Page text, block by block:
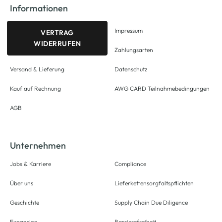
Informationen
VERTRAG
WIDERRUFEN
Versand & Lieferung
Kauf auf Rechnung
AGB
Impressum
Zahlungsarten
Datenschutz
AWG CARD Teilnahmebedingungen
Unternehmen
Jobs & Karriere
Über uns
Geschichte
Compliance
Lieferkettensorgfaltspflichten
Supply Chain Due Diligence